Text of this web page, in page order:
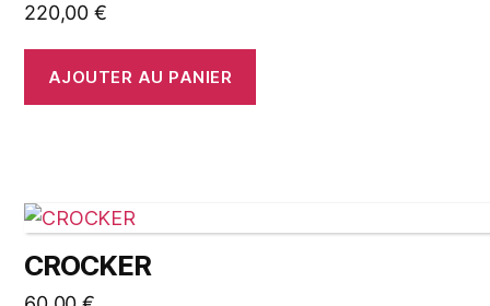
220,00 €
AJOUTER AU PANIER
CROCKER